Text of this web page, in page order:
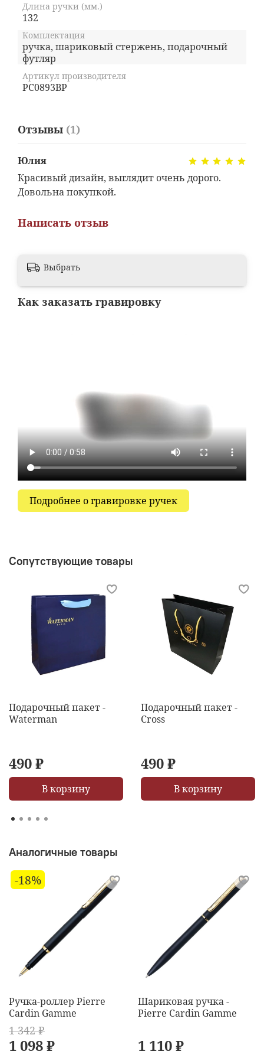
Длина ручки (мм.)
132
Комплектация
ручка, шариковый стержень, подарочный
футляр
Артикул производителя
PC0893BP
Отзывы (1)
Юлия
Красивый дизайн, выглядит очень дорого.
Довольна покупкой.
Написать отзыв
Выбрать
Как заказать гравировку
Подробнее о гравировке ручек
Сопутствующие товары
Подарочный пакет -
Waterman
490 ₽
В корзину
Подарочный пакет -
Cross
490 ₽
В корзину
Аналогичные товары
-18%
Ручка-роллер Pierre
Cardin Gamme
1 342 ₽
1 098 ₽
Шариковая ручка -
Pierre Cardin Gamme
1 110 ₽